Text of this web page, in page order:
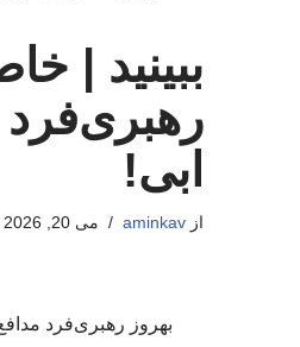
ببینید |
رهبری‌فرد
ابی!
ازaminkav می 20, 2026
بهروز رهبری‌فرد